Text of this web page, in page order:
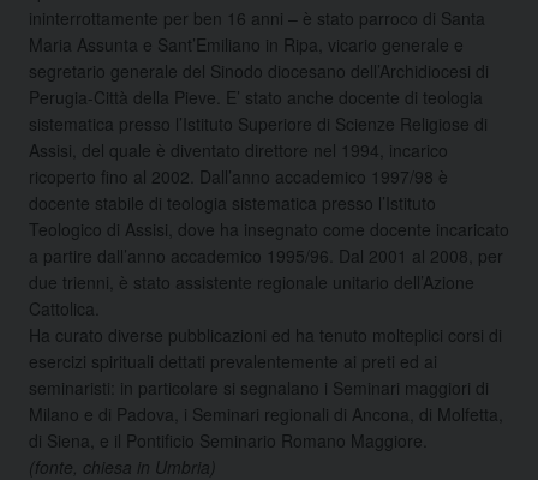
ininterrottamente per ben 16 anni – è stato parroco di Santa
Maria Assunta e Sant’Emiliano in Ripa, vicario generale e
segretario generale del Sinodo diocesano dell’Archidiocesi di
Perugia-Città della Pieve. E’ stato anche docente di teologia
sistematica presso l’Istituto Superiore di Scienze Religiose di
Assisi, del quale è diventato direttore nel 1994, incarico
ricoperto fino al 2002. Dall’anno accademico 1997/98 è
docente stabile di teologia sistematica presso l’Istituto
Teologico di Assisi, dove ha insegnato come docente incaricato
a partire dall’anno accademico 1995/96. Dal 2001 al 2008, per
due trienni, è stato assistente regionale unitario dell’Azione
Cattolica.
Ha curato diverse pubblicazioni ed ha tenuto molteplici corsi di
esercizi spirituali dettati prevalentemente ai preti ed ai
seminaristi: in particolare si segnalano i Seminari maggiori di
Milano e di Padova, i Seminari regionali di Ancona, di Molfetta,
di Siena, e il Pontificio Seminario Romano Maggiore.
(fonte, chiesa in Umbria)